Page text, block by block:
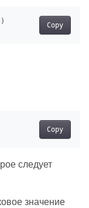
Copy
Copy
следует
значение